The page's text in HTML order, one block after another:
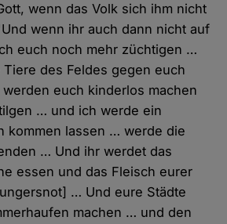
wenn das Volk sich ihm nicht
wenn ihr auch dann nicht auf
euch noch mehr züchtigen …
des Feldes gegen euch
euch kinderlos machen
… und ich werde ein
kommen lassen … werde die
… Und ihr werdet das
essen und das Fleisch eurer
… Und eure Städte
machen … und den